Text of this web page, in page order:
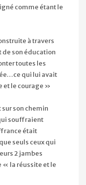
comme étant le
à travers
de son éducation
toutes les
qui lui avait
et le courage »
son chemin
souffraient
était
seuls ceux qui
2 jambes
« la réussite et le